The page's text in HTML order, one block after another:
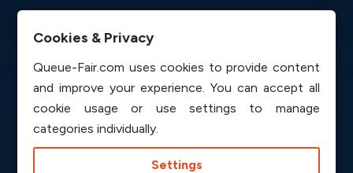
Cookies & Privacy
Queue-Fair.com uses cookies to provide content
and improve your experience. You can accept all
cookie usage or use settings to manage
categories individually.
Settings